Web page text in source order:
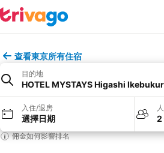
查看東京所有住宿
目的地
HOTEL MYSTAYS Higashi
入住/退房
選擇日期 2
佣金如何影響排名